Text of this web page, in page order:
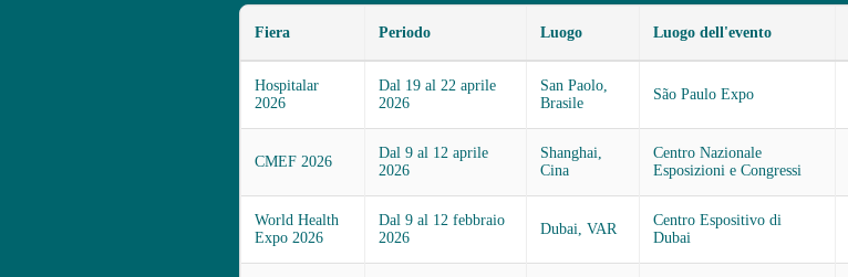
Fiera Periodo Luogo Luogo dell'evento
Hospitalar
2026
Dal 19 al 22 aprile
2026
San Paolo,
Brasile
São Paulo Expo
CMEF 2026
Dal 9 al 12 aprile
2026
Shanghai,
Cina
Centro Nazionale
Esposizioni e Congressi
World Health
Expo 2026
Dal 9 al 12 febbraio
2026
Dubai, VAR
Centro Espositivo di
Dubai